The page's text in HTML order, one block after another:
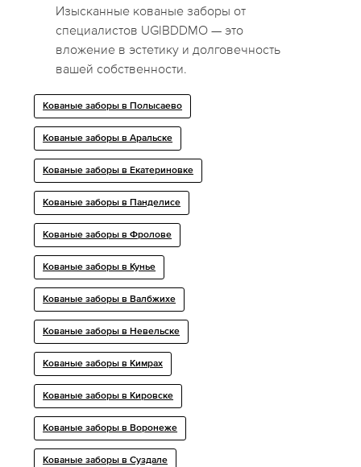
Изысканные кованые заборы от
специалистов UGIBDDMO — это
вложение в эстетику и долговечность
вашей собственности.
Кованые заборы в Полысаево
Кованые заборы в Аральске
Кованые заборы в Екатериновке
Кованые заборы в Панделисе
Кованые заборы в Фролове
Кованые заборы в Кунье
Кованые заборы в Валбжихе
Кованые заборы в Невельске
Кованые заборы в Кимрах
Кованые заборы в Кировске
Кованые заборы в Воронеже
Кованые заборы в Суздале